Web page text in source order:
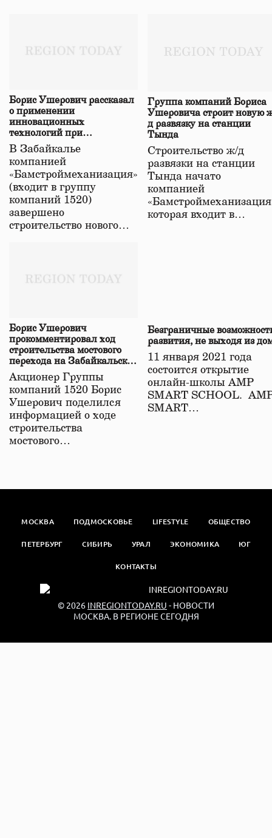
Борис Ушерович рассказал
о применении
инновационных
технологий при
строительстве нового моста
в Забайкалье
В Забайкалье
компанией
«Бамстроймеханизация»
(входит в группу
компаний 1520)
завершено
строительство нового…
Группа компаний Бориса
Ушеровича строит новую
д развязку на станции
Тында
Строительство ж/д
развязки на станции
Тында начато
компанией
которая входит в…
Борис Ушерович
прокомментировал ход
строительства мостового
перехода на Забайкальской
железной дороге
Акционер Группы
компаний 1520 Борис
Ушерович поделился
информацией о ходе
строительства
мостового…
Безграничные
развития, не выходя из
11 января 2021 года
состоится открытие
онлайн-школы АМР
SMART SCHOOL.
SMART…
МОСКВА ПОДМОСКОВЬЕ LIFESTYLE ОБЩЕСТВО
ПЕТЕРБУРГ СИБИРЬ УРАЛ ЭКОНОМИКА ЮГ
КОНТАКТЫ
© 2026 INREGIONTODAY.RU - НОВОСТИ
МОСКВА. В РЕГИОНЕ СЕГОДНЯ